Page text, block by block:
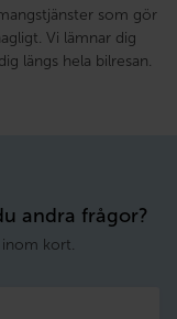
som gör
Vi lämnar dig
längs hela bilresan.
andra frågor?
inom kort.